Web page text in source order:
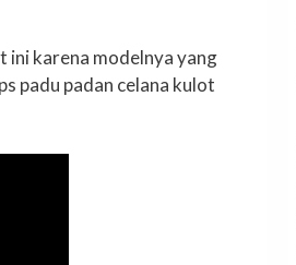
ini karena modelnya yang
padu padan celana kulot